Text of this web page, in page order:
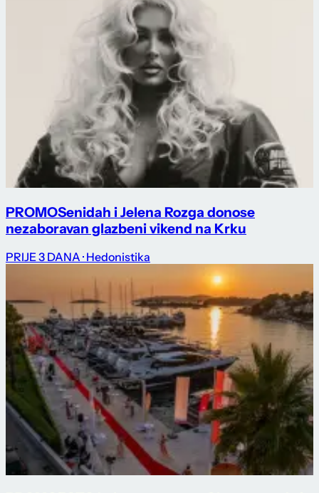
PROMOSenidah i Jelena Rozga donose
nezaboravan glazbeni vikend na Krku
PRIJE 3 DANA · Hedonistika